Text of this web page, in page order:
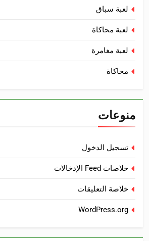
لعبة سباق
لعبة محاكاة
لعبة مغامرة
محاكاة
منوعات
تسجيل الدخول
خلاصات Feed الإدخالات
خلاصة التعليقات
WordPress.org